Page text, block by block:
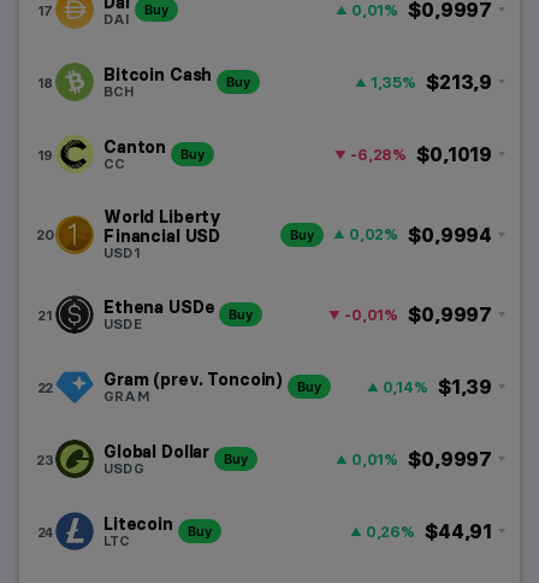
17 DAI
Buy $0,9997
0,01%
18 Bitcoin Cash
BCH
Buy $213,9
1,35%
19 Canton
CC
Buy $0,1019
-6,28%
20
World Liberty
Financial USD
USD1
Buy $0,9994
0,02%
21 Ethena USDe
USDE
Buy $0,9997
-0,01%
22 Gram (prev. Toncoin)
GRAM
Buy $1,39
0,14%
23 Global Dollar
USDG
Buy $0,9997
0,01%
24 Litecoin
LTC
Buy $44,91
0,26%